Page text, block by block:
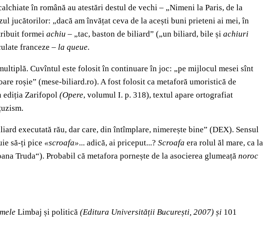
în română au atestări destul de vechi – „Nimeni la Paris, de la
jucătorilor: „dacă am învățat ceva de la acești buni prieteni ai mei, în
formei achiu – „tac, baston de biliard” („un biliard, bile și achiuri
franceze – la queue.
Cuvîntul este folosit în continuare în joc: „pe mijlocul mesei sînt
roșie” (mese-biliard.ro). A fost folosit ca metaforă umoristică de
ediția Zarifopol (Opere, volumul I. p. 318), textul apare ortografiat
executată rău, dar care, din întîmplare, nimerește bine” (DEX). Sensul
să-ți pice «scroafa»... adică, ai priceput...? Scroafa era rolul ăl mare, ca la
Truda“). Probabil că metafora pornește de la asocierea glumeață noroc
Limbaj și politică (Editura Universității București, 2007) și 101